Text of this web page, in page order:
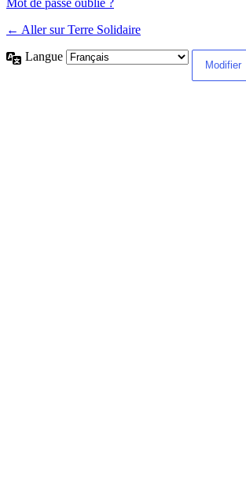
← Aller sur Terre Solidaire
Langue